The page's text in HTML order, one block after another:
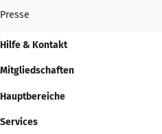
Presse
Hilfe & Kontakt
Mitgliedschaften
Hauptbereiche
Services